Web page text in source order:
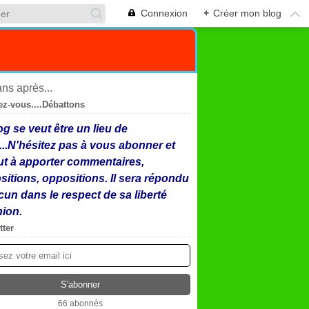
Connexion + Créer mon blog
vous....Débattons
se veut être un lieu de
pas à vous abonner et
à apporter commentaires,
oppositions. Il sera répondu
dans le respect de sa liberté
66 abonnés